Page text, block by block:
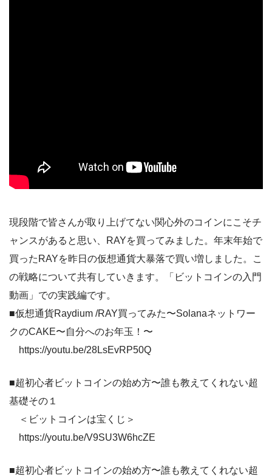
現段階で皆さんが取り上げてない関心外のコインにこそチ
ャンスがあると思い、RAYを買ってみました。年末年始で
買ったRAYを昨日の仮想通貨大暴落で買い増しました。こ
の戦略について共有していきます。「ビットコインの入門
動画」での実践編です。
■仮想通貨Raydium /RAY買ってみた〜Solanaネットワー
クのCAKE〜自分へのお年玉！〜
https://youtu.be/28LsEvRP50Q
■超初心者ビットコインの始め方〜誰も教えてくれない超
基礎その１
＜ビットコインは宝くじ＞
https://youtu.be/V9SU3W6hcZE
■超初心者ビットコインの始め方〜誰も教えてくれない超